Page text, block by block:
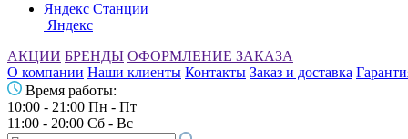
Яндекс Станции
Яндекс
АКЦИИ БРЕНДЫ ОФОРМЛЕНИЕ ЗАКАЗА
О компании Наши клиенты Контакты Заказ и доставка
Время работы:
10:00 - 21:00 Пн - Пт
11:00 - 20:00 Сб - Вс